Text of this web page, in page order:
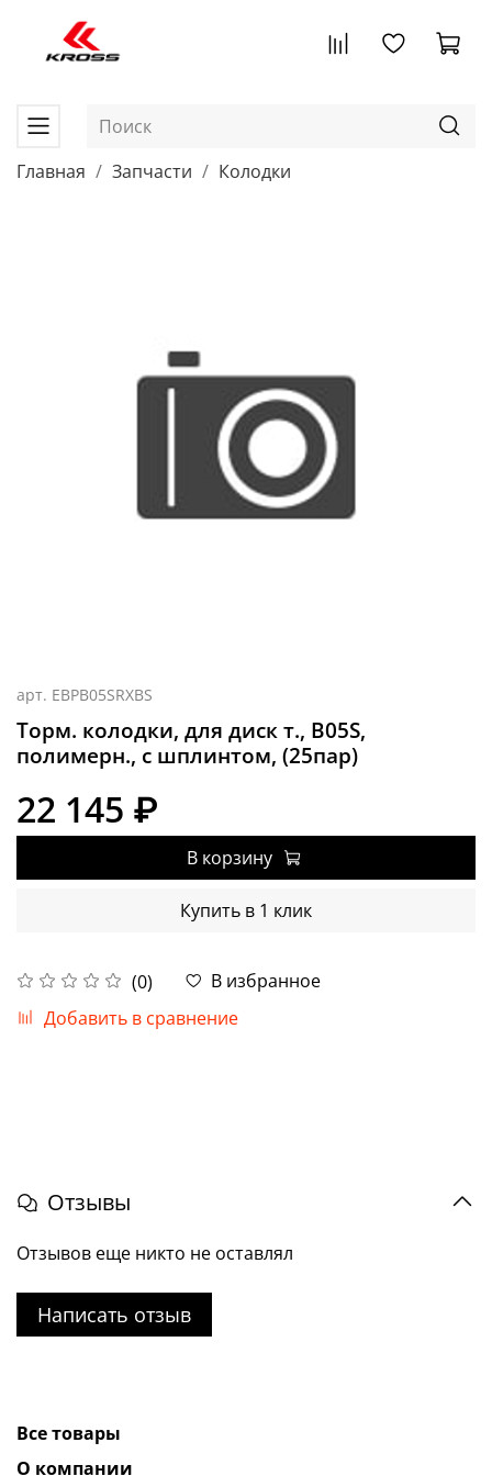
Главная Запчасти Колодки
арт. EBPB05SRXBS
Торм. колодки, для диск т., B05S,
полимерн., c шплинтом, (25пар)
(0)
В избранное
Добавить в сравнение
22 145 ₽
В корзину
Купить в 1 клик
Отзывы
Отзывов еще никто не оставлял
Написать отзыв
Все товары
О компании